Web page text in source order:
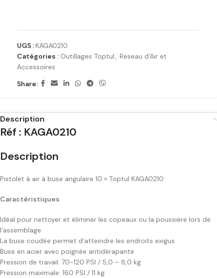
UGS :KAGA0210
Catégories : Outillages Toptul, Reseau d'Air et
Accessoires
Share:
Description
Réf : KAGA0210
Description
Pistolet à air à buse angulaire 10 « Toptul KAGA0210
Caractéristiques
Idéal pour nettoyer et éliminer les copeaux ou la poussière lors de
l’assemblage
La buse coudée permet d’atteindre les endroits exigus
Buse en acier avec poignée antidérapante
Pression de travail: 70-120 PSI / 5,0 – 8,0 kg
Pression maximale: 160 PSI / 11 kg